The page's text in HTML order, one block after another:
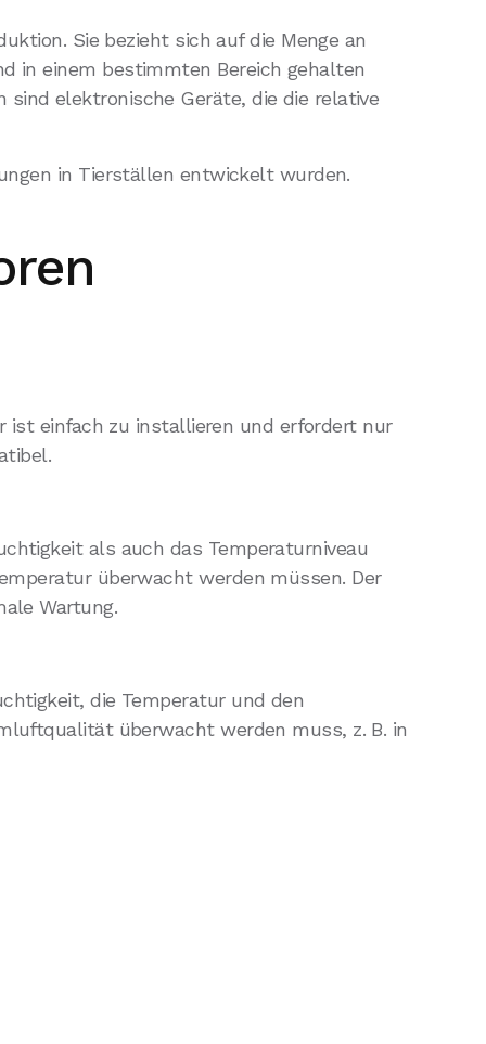
Sie bezieht sich auf die Menge an
in einem bestimmten Bereich gehalten
elektronische Geräte, die die relative
in Tierställen entwickelt wurden.
ist einfach zu installieren und erfordert nur
als auch das Temperaturniveau
überwacht werden müssen. Der
Wartung.
die Temperatur und den
überwacht werden muss, z. B. in